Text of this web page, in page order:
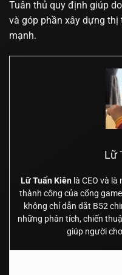
Tuân thủ quy định giúp
và góp phần xây dựng
mạnh.
Lữ
Lữ Tuấn Kiên là CEO và
thành công của cổng game
không chỉ dẫn dắt B52
những phân tích, chiến
giúp người